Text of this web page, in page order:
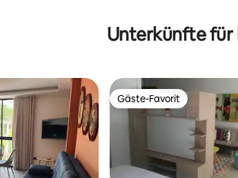
Unterkünfte für
Gäste-Favorit
Gäste-Favorit